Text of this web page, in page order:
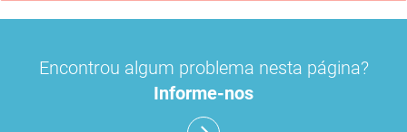
Encontrou algum problema nesta página?
Informe-nos